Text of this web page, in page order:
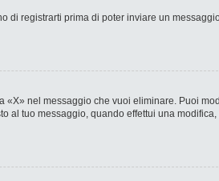
di registrarti prima di poter inviare un
«X» nel messaggio che vuoi eliminare. Puoi
al tuo messaggio, quando effettui una modifica,